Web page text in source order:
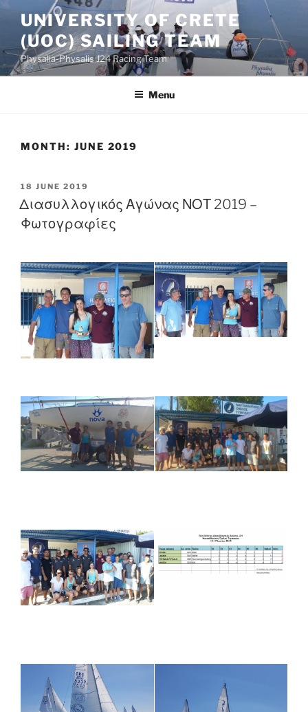
Skip
content
UNIVERSITY OF CRETE
(UOC) SAILING TEAM
Physalia-Physalis J24 Racing Team
Menu
MONTH: JUNE 2019
POSTED
ON
18 JUNE 2019
Διασυλλογικός Αγώνας ΝΟΤ 2019 –
Φωτογραφίες